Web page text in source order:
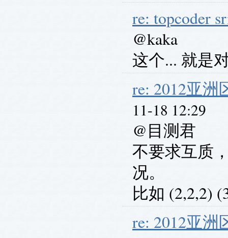
re: topcoder
@kaka
这个... 就是
re: 2012亚
11-18 12:29
@目测君
不要求互质
况。
比如 (2,2,2)
re: 2012亚